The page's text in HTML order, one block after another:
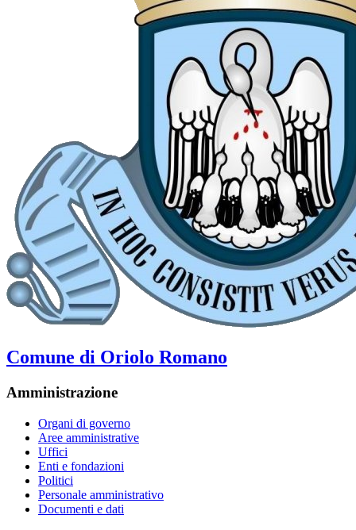
Comune di Oriolo Romano
Amministrazione
Organi di governo
Aree amministrative
Uffici
Enti e fondazioni
Politici
Personale amministrativo
Documenti e dati